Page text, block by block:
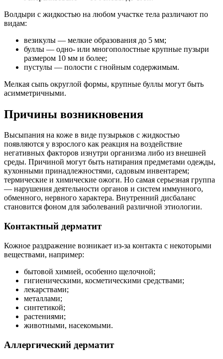
Волдыри с жидкостью на любом участке тела различают по
видам:
везикулы — мелкие образования до 5 мм;
буллы — одно- или многополостные крупные пузыри
размером 10 мм и более;
пустулы — полости с гнойным содержимым.
Мелкая сыпь округлой формы, крупные буллы могут быть
асимметричными.
Причины возникновения
Высыпания на коже в виде пузырьков с жидкостью
появляются у взрослого как реакция на воздействие
негативных факторов изнутри организма либо из внешней
среды. Причиной могут быть натирания предметами одежды,
кухонными принадлежностями, садовым инвентарем;
термические и химические ожоги. Но самая серьезная группа
— нарушения деятельности органов и систем иммунного,
обменного, нервного характера. Внутренний дисбаланс
становится фоном для заболеваний различной этиологии.
Контактный дерматит
Кожное раздражение возникает из-за контакта с некоторыми
веществами, например:
бытовой химией, особенно щелочной;
гигиеническими, косметическими средствами;
лекарствами;
металлами;
синтетикой;
растениями;
животными, насекомыми.
Аллергический дерматит